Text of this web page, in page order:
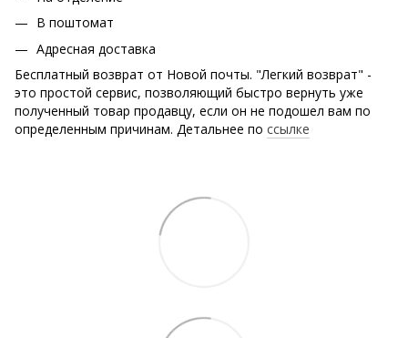
В поштомат
Адресная доставка
Бесплатный возврат от Новой почты. "Легкий возврат" -
это простой сервис, позволяющий быстро вернуть уже
полученный товар продавцу, если он не подошел вам по
определенным причинам. Детальнее по ссылке